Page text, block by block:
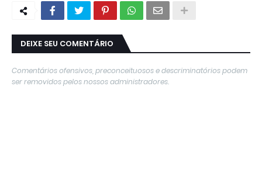
DEIXE SEU COMENTÁRIO
Comentários ofensivos, preconceituosos e descriminatórios podem
ser removidos pelos nossos administradores.